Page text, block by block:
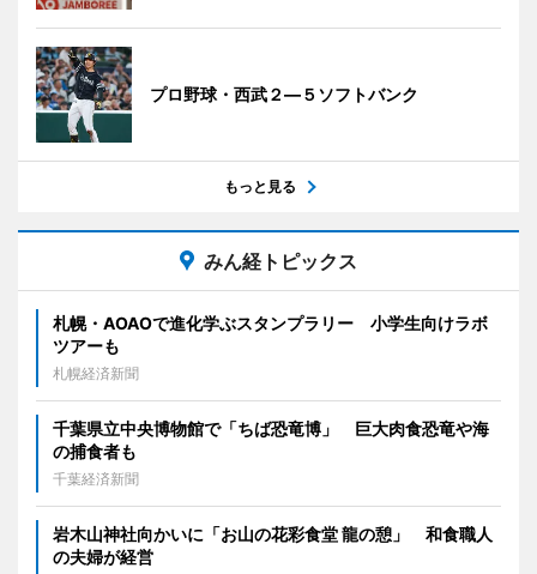
プロ野球・西武２―５ソフトバンク
もっと見る
みん経トピックス
札幌・AOAOで進化学ぶスタンプラリー 小学生向けラボ
ツアーも
札幌経済新聞
千葉県立中央博物館で「ちば恐竜博」 巨大肉食恐竜や海
の捕食者も
千葉経済新聞
岩木山神社向かいに「お山の花彩食堂 龍の憩」 和食職人
の夫婦が経営